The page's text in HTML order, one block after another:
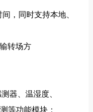
，同时支持本地、
转场方
器、温湿度、
等功能模块；